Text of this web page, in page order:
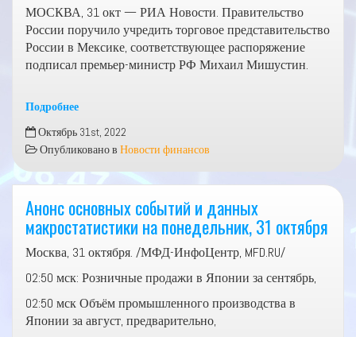
МОСКВА, 31 окт — РИА Новости. Правительство
России поручило учредить торговое представительство
России в Мексике, соответствующее распоряжение
подписал премьер-министр РФ Михаил Мишустин.
Подробнее
Россия
откроет
торгпредство
в
в
2022
году
Октябрь 31st, 2022
Опубликовано в Новости финансов
Анонс основных событий и данных
макростатистики на понедельник, 31 октября
Москва, 31 октября. /МФД-ИнфоЦентр, MFD.RU/
02:50 мск: Розничные продажи в Японии за сентябрь,
02:50 мск Объём промышленного производства в
Японии за август, предварительно,